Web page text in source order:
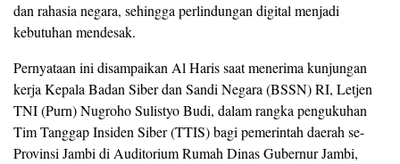
dan rahasia negara, sehingga perlindungan digital menjadi
kebutuhan mendesak.
Pernyataan ini disampaikan Al Haris saat menerima kunjungan
kerja Kepala Badan Siber dan Sandi Negara (BSSN) RI, Letjen
TNI (Purn) Nugroho Sulistyo Budi, dalam rangka pengukuhan
Tim Tanggap Insiden Siber (TTIS) bagi pemerintah daerah se-
Provinsi Jambi di Auditorium Rumah Dinas Gubernur Jambi,